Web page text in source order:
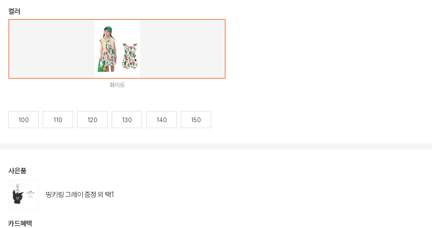
컬러
화이트
100 110 120 130 140 150
사은품
띵키링 그레이 증정 외 택1
카드혜택